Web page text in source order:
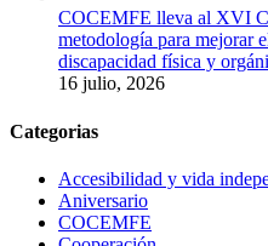
COCEMFE lleva al XVI
metodología para mejorar
discapacidad física y
16 julio, 2026
Categorias
Accesibilidad y vida
Aniversario
COCEMFE